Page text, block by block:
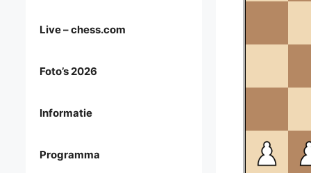
Live – chess.com
Foto’s 2026
Informatie
Programma